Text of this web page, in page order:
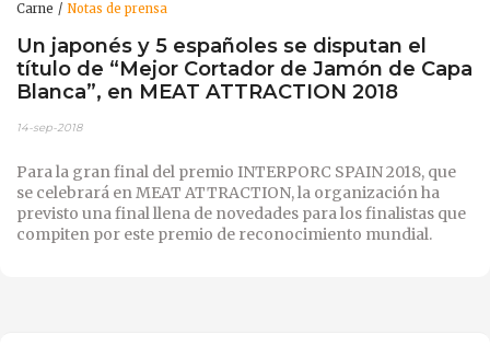
Carne Notas de prensa
Un japonés y 5 españoles se disputan el
título de “Mejor Cortador de Jamón de Capa
Blanca”, en MEAT ATTRACTION 2018
14-sep-2018
Para la gran final del premio INTERPORC SPAIN 2018, que
se celebrará en MEAT ATTRACTION, la organización ha
previsto una final llena de novedades para los finalistas que
compiten por este premio de reconocimiento mundial.